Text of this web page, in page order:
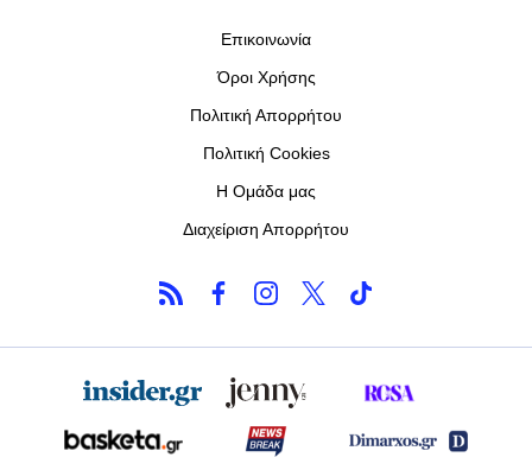
Επικοινωνία
Όροι Χρήσης
Πολιτική Απορρήτου
Πολιτική Cookies
Η Ομάδα μας
Διαχείριση Απορρήτου